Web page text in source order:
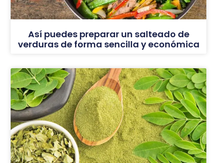
Así puedes preparar un salteado de
verduras de forma sencilla y económica